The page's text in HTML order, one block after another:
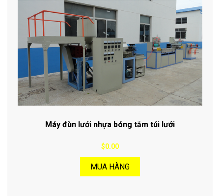
Máy đùn lưới nhựa bóng tắm túi lưới
$0.00
MUA HÀNG